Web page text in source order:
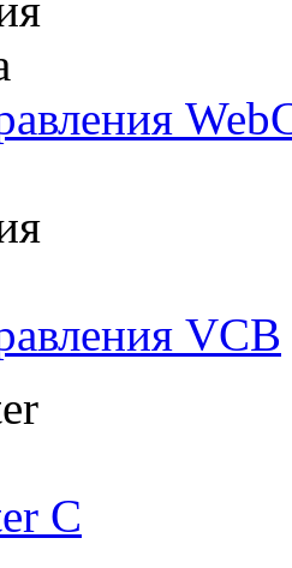
VCB
C